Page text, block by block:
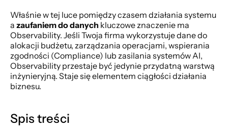
Właśnie w tej luce pomiędzy czasem działania systemu
a zaufaniem do danych kluczowe znaczenie ma
Observability. Jeśli Twoja firma wykorzystuje dane do
alokacji budżetu, zarządzania operacjami, wspierania
zgodności (Compliance) lub zasilania systemów AI,
Observability przestaje być jedynie przydatną warstwą
inżynieryjną. Staje się elementem ciągłości działania
biznesu.
Spis treści